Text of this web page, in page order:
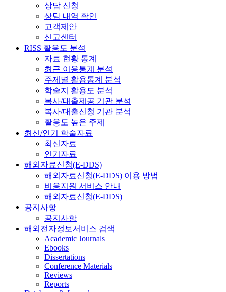
상담 신청
상담 내역 확인
고객제안
신고센터
RISS 활용도 분석
자료 현황 통계
최근 이용통계 분석
주제별 활용통계 분석
학술지 활용도 분석
복사/대출제공 기관 분석
복사/대출신청 기관 분석
활용도 높은 주제
최신/인기 학술자료
최신자료
인기자료
해외자료신청(E-DDS)
해외자료신청(E-DDS) 이용 방법
비용지원 서비스 안내
해외자료신청(E-DDS)
공지사항
공지사항
해외전자정보서비스 검색
Academic Journals
Ebooks
Dissertations
Conference Materials
Reviews
Reports